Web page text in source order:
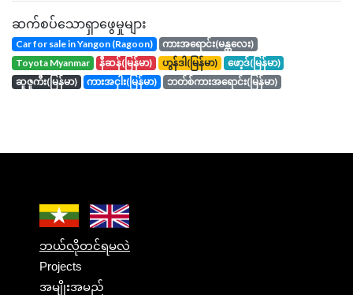
ဆက်စပ်သောရှာဖွေမှုများ
Car for sale in Yangon (Ragoon)
ကားအရောင်း(မန္တလေး)
toyota Myanmar
နီဆန်(မြန်မာ) ဟွန်ဒါ(မြန်မာ)
ဖော့ဒ်(မြန်မာ)
ဆူဇူကီး(မြန်မာ)
ကားအငှါး(မြန်မာ) ဘတ်စ်ကားအရောင်း(မြန်မာ)
ဘယ်လိုတင်ရမလဲ
Projects
အမျိုးအမည်